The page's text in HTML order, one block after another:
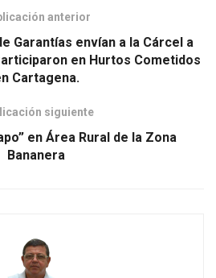
anterior
Garantías envían a la Cárcel a
en Hurtos Cometidos
Cartagena.
siguiente
en Área Rural de la Zona
Bananera